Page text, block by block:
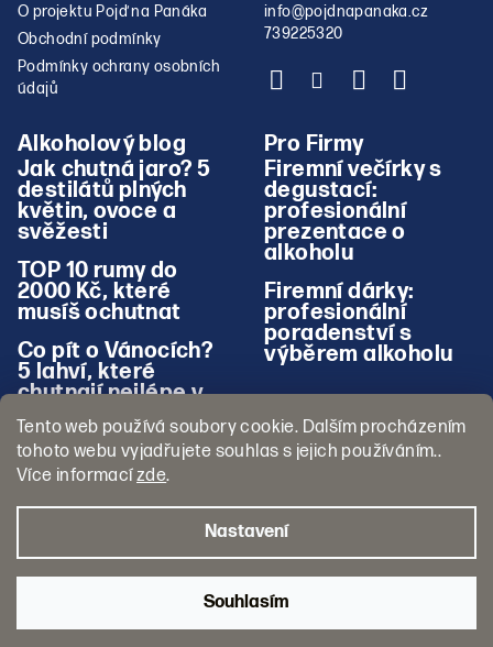
Tento web používá soubory cookie. Dalším procházením
tohoto webu vyjadřujete souhlas s jejich používáním..
Více informacízde.
Nastavení
Souhlasím
O projektu Pojď na Panáka
Obchodní podmínky
Podmínky ochrany osobních
údajů
info@pojdnapanaka.cz
739225320
Alkoholový blog
Jak chutná jaro? 5
destilátů plných
květin, ovoce a
svěžesti
TOP 10 rumy do
2000 Kč, které
musíš ochutnat
Co pít o Vánocích?
5 lahví, které
chutnají nejlépe v
zimě
Pro Firmy
Firemní večírky s
degustací:
profesionální
prezentace o
alkoholu
Firemní dárky:
profesionální
poradenství s
výběrem alkoholu
Vytvořil Shoptet